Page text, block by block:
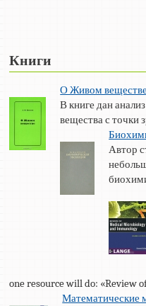
Книги
О Живом веществе
В книге дан
вещества с точки
Автор
one resource will do: «Review
Математические